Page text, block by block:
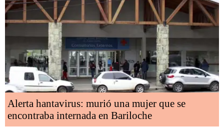
Alerta hantavirus: murió una mujer que se
encontraba internada en Bariloche